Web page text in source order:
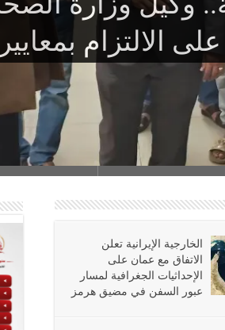
الخارجية الإيرانية تعلن
الاتفاق مع عمان على
الإحداثيات الجغرافية لمسار
عبور السفن في مضيق هرمز